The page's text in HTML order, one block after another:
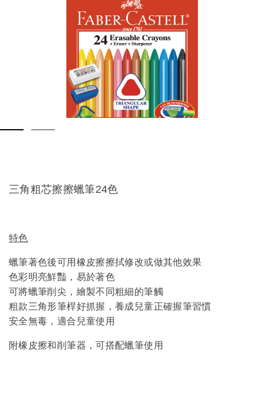
三角粗芯擦擦蠟筆24色
特色
蠟筆著色後可用橡皮擦擦拭修改或做其他效果
色彩明亮鮮豔，易於著色
可將蠟筆削尖，繪製不同粗細的筆觸
粗款三角形筆桿好抓握，養成兒童正確握筆習慣
安全無毒，適合兒童使用
附橡皮擦和削筆器，可搭配蠟筆使用